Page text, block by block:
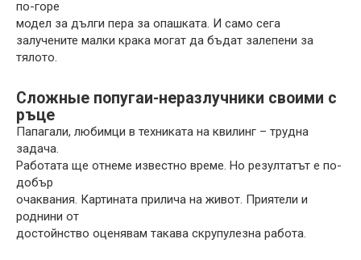
по-горе
модел за дълги пера за опашката. И само сега
залучените малки крака могат да бъдат залепени за
тялото.
Сложные попугаи-неразлучники своими с
ръце
Папагали, любимци в техниката на квилинг – трудна
задача.
Работата ще отнеме известно време. Но резултатът е по-
добър
очаквания. Картината прилича на живот. Приятели и
роднини от
достойнство оценявам такава скрупулезна работа.